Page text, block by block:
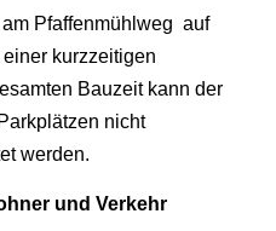
Pfaffenmühlweg auf
kurzzeitigen
Bauzeit kann der
nicht
werden.
und Verkehr